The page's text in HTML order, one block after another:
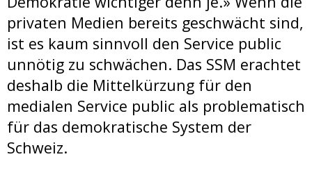
privaten Medien bereits geschwächt sind,
ist es kaum sinnvoll den Service public
unnötig zu schwächen. Das SSM erachtet
deshalb die Mittelkürzung für den
medialen Service public als problematisch
für das demokratische System der
Schweiz.